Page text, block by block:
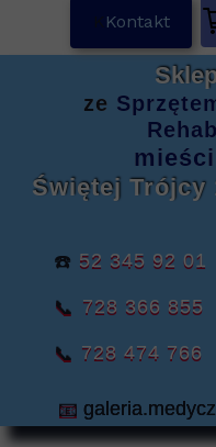
📧
Kontakt
☎️ 52 345 92 01
📞 728 366 855
📞 728 474 766
ze
Świętej Trójcy